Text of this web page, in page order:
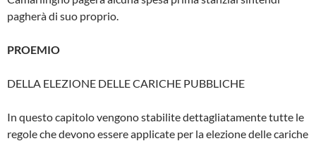
pagherà di suo proprio.
PROEMIO
DELLA ELEZIONE DELLE CARICHE PUB­BLICHE
In questo capitolo vengono stabilite det­tagliatamente tutte le
regole che devono es­sere applicate per la elezione delle cariche